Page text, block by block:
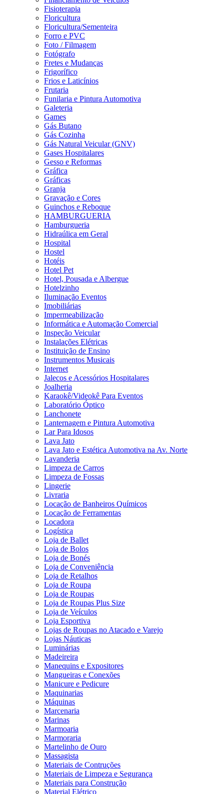
Fisioterapia
Floricultura
Floricultura/Sementeira
Forro e PVC
Foto / Filmagem
Fotógrafo
Fretes e Mudanças
Frigorífico
Frios e Laticínios
Frutaria
Funilaria e Pintura Automotiva
Galeteria
Games
Gás Butano
Gás Cozinha
Gás Natural Veicular (GNV)
Gases Hospitalares
Gesso e Reformas
Gráfica
Gráficas
Granja
Gravação e Cores
Guinchos e Reboque
HAMBURGUERIA
Hamburgueria
Hidraúlica em Geral
Hospital
Hostel
Hotéis
Hotel Pet
Hotel, Pousada e Albergue
Hotelzinho
Iluminação Eventos
Imobiliárias
Impermeabilização
Informática e Automação Comercial
Inspeção Veicular
Instalações Elétricas
Instituição de Ensino
Instrumentos Musicais
Internet
Jalecos e Acessórios Hospitalares
Joalheria
Karaokê/Videokê Para Eventos
Laboratório Óptico
Lanchonete
Lanternagem e Pintura Automotiva
Lar Para Idosos
Lava Jato
Lava Jato e Estética Automotiva na Av. Norte
Lavanderia
Limpeza de Carros
Limpeza de Fossas
Lingerie
Livraria
Locação de Banheiros Químicos
Locação de Ferramentas
Locadora
Logística
Loja de Ballet
Loja de Bolos
Loja de Bonés
Loja de Conveniência
Loja de Retalhos
Loja de Roupa
Loja de Roupas
Loja de Roupas Plus Size
Loja de Veículos
Loja Esportiva
Lojas de Roupas no Atacado e Varejo
Lojas Náuticas
Luminárias
Madeireira
Manequins e Expositores
Mangueiras e Conexões
Manicure e Pedicure
Maquinarias
Máquinas
Marcenaria
Marinas
Marmoaria
Marmoraria
Martelinho de Ouro
Massagista
Materiais de Contruções
Materiais de Limpeza e Segurança
Materiais para Construção
Material Elétrico